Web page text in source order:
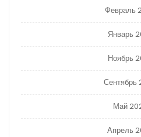
Февраль
Январь
Ноябрь
Сентябрь
Май
Апрель